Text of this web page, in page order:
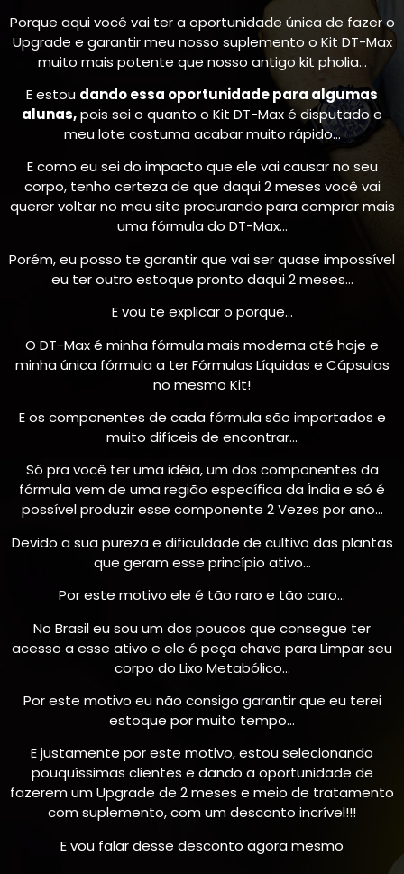
Porque aqui você vai ter a oportunidade única de fazer o
Upgrade e garantir meu nosso suplemento o Kit DT-Max
muito mais potente que nosso antigo kit pholia…
E estou dando essa oportunidade para algumas
alunas,pois sei o quanto o Kit DT-Max é disputado e
meu lote costuma acabar muito rápido…
E como eu sei do impacto que ele vai causar no seu
corpo, tenho certeza de que daqui 2 meses você vai
querer voltar no meu site procurando para comprar mais
uma fórmula do DT-Max…
Porém, eu posso te garantir que vai ser quase impossível
eu ter outro estoque pronto daqui 2 meses…
E vou te explicar o porque…
O DT-Max é minha fórmula mais moderna até hoje e
minha única fórmula a ter Fórmulas Líquidas e Cápsulas
no mesmo Kit!
E os componentes de cada fórmula são importados e
muito difíceis de encontrar…
Só pra você ter uma idéia, um dos componentes da
fórmula vem de uma região específica da Índia e só é
possível produzir esse componente 2 Vezes por ano…
Devido a sua pureza e dificuldade de cultivo das plantas
que geram esse princípio ativo…
Por este motivo ele é tão raro e tão caro…
No Brasil eu sou um dos poucos que consegue ter
acesso a esse ativo e ele é peça chave para Limpar seu
corpo do Lixo Metabólico…
Por este motivo eu não consigo garantir que eu terei
estoque por muito tempo…
E justamente por este motivo, estou selecionando
pouquíssimas clientes e dando a oportunidade de
fazerem um Upgrade de 2 meses e meio de tratamento
com suplemento, com um desconto incrível!!!
E vou falar desse desconto agora mesmo